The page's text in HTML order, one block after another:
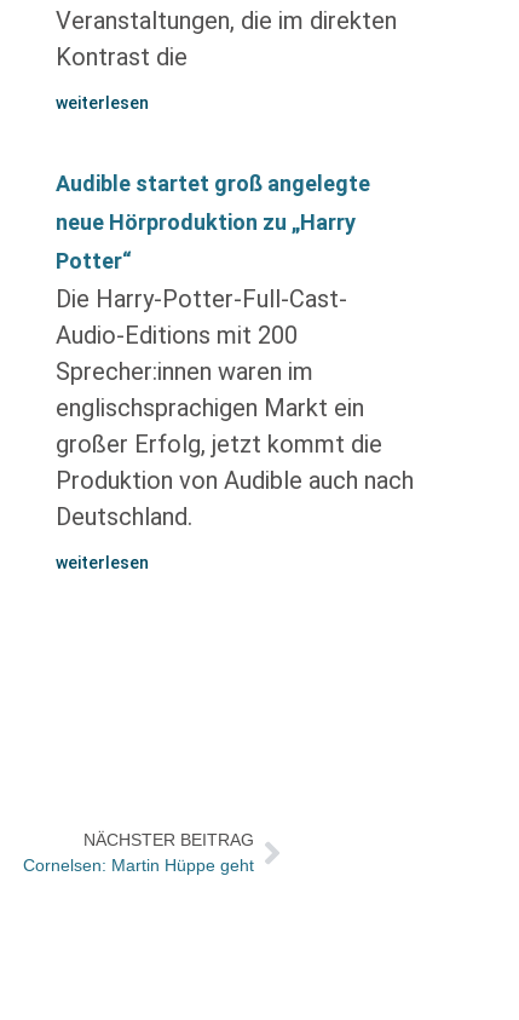
Veranstaltungen, die im direkten
Kontrast die
weiterlesen
Audible startet groß angelegte
neue Hörproduktion zu „Harry
Potter“
Die Harry-Potter-Full-Cast-
Audio-Editions mit 200
Sprecher:innen waren im
englischsprachigen Markt ein
großer Erfolg, jetzt kommt die
Produktion von Audible auch nach
Deutschland.
weiterlesen
NÄCHSTER BEITRAG
Cornelsen: Martin Hüppe geht